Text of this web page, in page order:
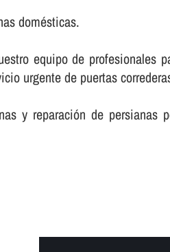
domésticas.
equipo de profesionales
urgente de puertas
y reparación de persianas